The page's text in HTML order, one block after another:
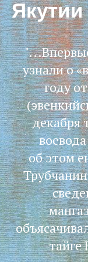
Якутии
узнали о
году
декабря
об этом